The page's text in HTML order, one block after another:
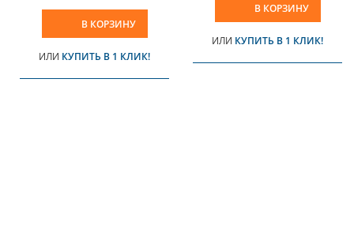
В КОРЗИНУ
ИЛИ КУПИТЬ В 1 КЛИК!
В КОРЗИНУ
ИЛИ КУПИТЬ В 1 КЛИК!